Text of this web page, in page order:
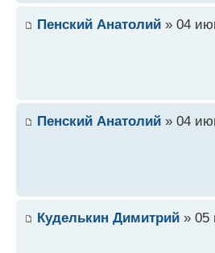
Пенский Анатолий » 04
Пенский Анатолий » 04
Куделькин Димитрий » 05